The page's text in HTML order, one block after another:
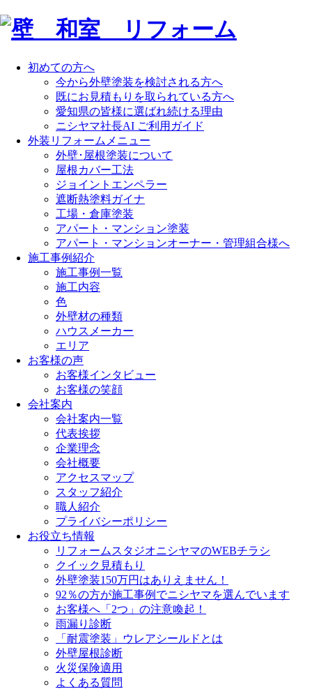
初めての方へ
今から外壁塗装を検討される方へ
既にお見積もりを取られている方へ
愛知県の皆様に選ばれ続ける理由
ニシヤマ社長AI ご利用ガイド
外装リフォームメニュー
外壁･屋根塗装について
屋根カバー工法
ジョイントエンペラー
遮断熱塗料ガイナ
工場・倉庫塗装
アパート・マンション塗装
アパート・マンションオーナー・管理組合様へ
施工事例紹介
施工事例一覧
施工内容
色
外壁材の種類
ハウスメーカー
エリア
お客様の声
お客様インタビュー
お客様の笑顔
会社案内
会社案内一覧
代表挨拶
企業理念
会社概要
アクセスマップ
スタッフ紹介
職人紹介
プライバシーポリシー
お役立ち情報
リフォームスタジオニシヤマのWEBチラシ
クイック見積もり
外壁塗装150万円はありえません！
92％の方が施工事例でニシヤマを選んでいます
お客様へ「2つ」の注意喚起！
雨漏り診断
「耐震塗装」ウレアシールドとは
外壁屋根診断
火災保険適用
よくある質問